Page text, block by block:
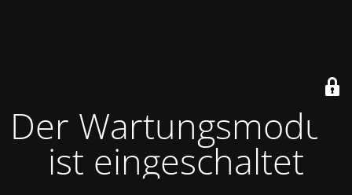
Der Wartungsmodus
ist eingeschaltet